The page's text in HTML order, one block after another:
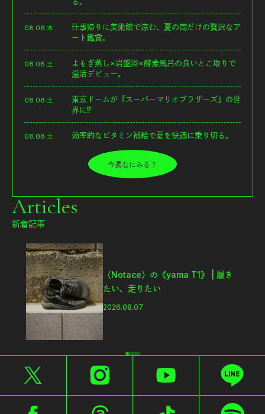
08.06 木
仕事帰りに美術館で涼む、夏の間だけの贅沢なア
ート鑑賞。
08.08 土
よもぎ蒸し×岩盤浴×酵素風呂の良いとこ取りで
温活デビュー。
08.08 土
東京ドームが『スーパーマリオブラザーズ』の世
界に⁉︎
08.08 土 効率的なビタミン補給で夏を快適に乗り切る。
今週なにみる？
Articles
新着記事
スメ。「FUJI ROCK
FESTIVAL’26」テント訪問スナッ